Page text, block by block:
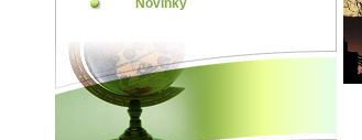
Novinky